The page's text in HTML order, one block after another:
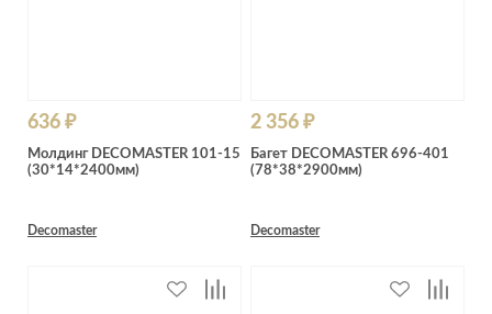
636 ₽
Молдинг DECOMASTER 101-15
(30*14*2400мм)
Decomaster
2 356 ₽
Багет DECOMASTER 696-401
(78*38*2900мм)
Decomaster